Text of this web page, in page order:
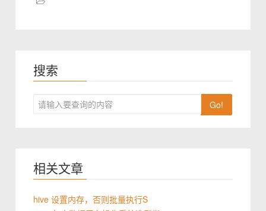
搜索
Go!
相关文章
hive 设置内存，否则批量执行S